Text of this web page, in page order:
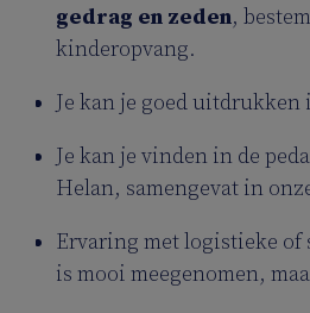
gedrag en zeden,
kinderopvang.
Je kan je goed uitdrukken
Je kan je vinden in de
Helan, samengevat in
Ervaring met logistieke of
is mooi meegenomen,